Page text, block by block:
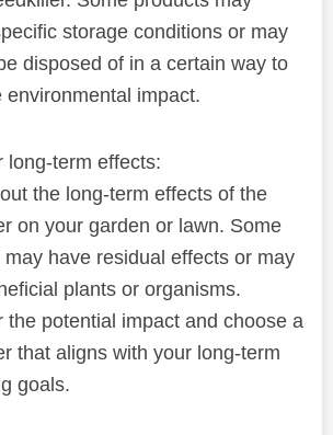
storage conditions or may
disposed of in a certain way to
environmental impact.
long-term effects:
the long-term effects of the
on your garden or lawn. Some
may have residual effects or may
plants or organisms.
the potential impact and choose a
that aligns with your long-term
goals.